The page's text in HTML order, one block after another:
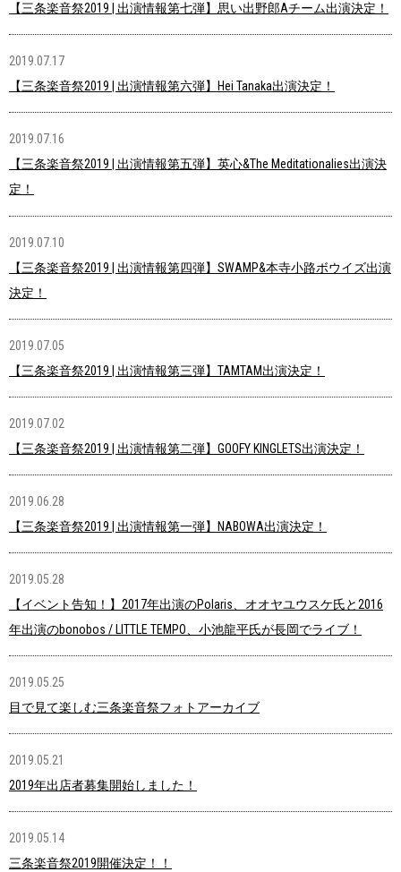
【三条楽音祭2019 | 出演情報第七弾】思い出野郎Aチーム出演決定！
2019.07.17
【三条楽音祭2019 | 出演情報第六弾】Hei Tanaka出演決定！
2019.07.16
【三条楽音祭2019 | 出演情報第五弾】英心&The Meditationalies出演決
定！
2019.07.10
【三条楽音祭2019 | 出演情報第四弾】SWAMP&本寺小路ボウイズ出演
決定！
2019.07.05
【三条楽音祭2019 | 出演情報第三弾】TAMTAM出演決定！
2019.07.02
【三条楽音祭2019 | 出演情報第二弾】GOOFY KINGLETS出演決定！
2019.06.28
【三条楽音祭2019 | 出演情報第一弾】NABOWA出演決定！
2019.05.28
【イベント告知！】2017年出演のPolaris、オオヤユウスケ氏と2016
年出演のbonobos / LITTLE TEMPO、小池龍平氏が長岡でライブ！
2019.05.25
目で見て楽しむ三条楽音祭フォトアーカイブ
2019.05.21
2019年出店者募集開始しました！
2019.05.14
三条楽音祭2019開催決定！！